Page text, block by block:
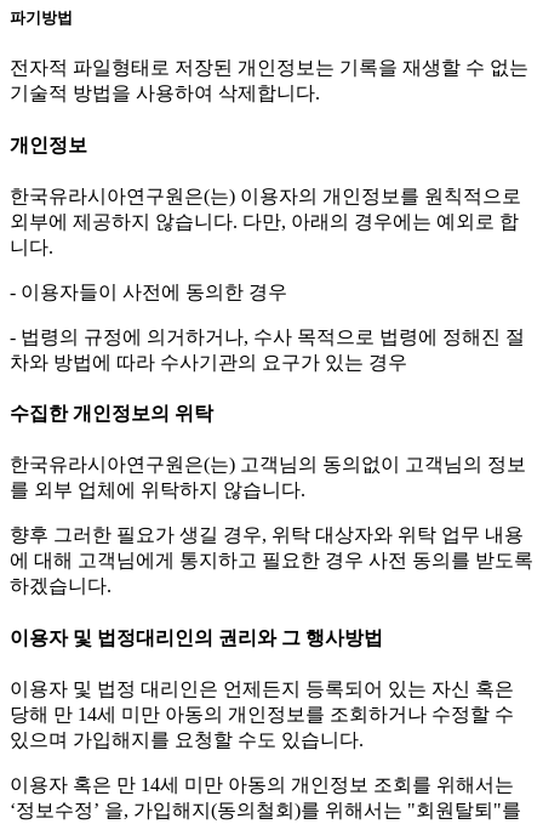
파기방법
전자적 파일형태로 저장된 개인정보는 기록을 재생할 수 없는
기술적 방법을 사용하여 삭제합니다.
개인정보
한국유라시아연구원은(는) 이용자의 개인정보를 원칙적으로
외부에 제공하지 않습니다. 다만, 아래의 경우에는 예외로 합
니다.
- 이용자들이 사전에 동의한 경우
- 법령의 규정에 의거하거나, 수사 목적으로 법령에 정해진 절
차와 방법에 따라 수사기관의 요구가 있는 경우
수집한 개인정보의 위탁
한국유라시아연구원은(는) 고객님의 동의없이 고객님의 정보
를 외부 업체에 위탁하지 않습니다.
향후 그러한 필요가 생길 경우, 위탁 대상자와 위탁 업무 내용
에 대해 고객님에게 통지하고 필요한 경우 사전 동의를 받도록
하겠습니다.
이용자 및 법정대리인의 권리와 그 행사방법
이용자 및 법정 대리인은 언제든지 등록되어 있는 자신 혹은
당해 만 14세 미만 아동의 개인정보를 조회하거나 수정할 수
있으며 가입해지를 요청할 수도 있습니다.
이용자 혹은 만 14세 미만 아동의 개인정보 조회를 위해서는
‘정보수정’ 을, 가입해지(동의철회)를 위해서는 "회원탈퇴"를